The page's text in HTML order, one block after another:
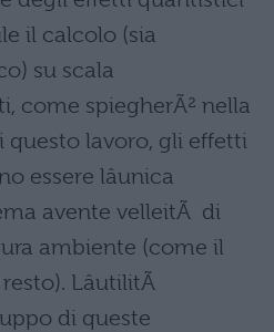
il calcolo (sia
su scala
come spiegherÃ² nella
questo lavoro, gli effetti
essere lâunica
avente velleitÃ di
ambiente (come il
LâutilitÃ
di queste